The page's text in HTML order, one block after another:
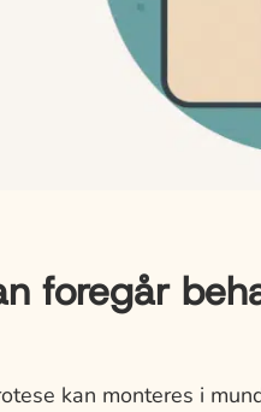
foregår
kan monteres i